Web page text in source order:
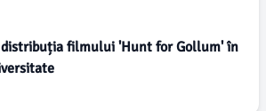
distribuția filmului 'Hunt for Gollum' în